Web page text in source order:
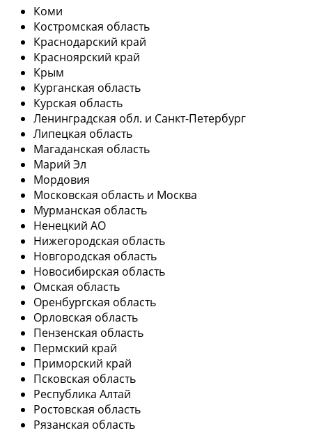
Коми
Костромская область
Краснодарский край
Красноярский край
Крым
Курганская область
Курская область
Ленинградская обл. и Санкт-Петербург
Липецкая область
Магаданская область
Марий Эл
Мордовия
Московская область и Москва
Мурманская область
Ненецкий АО
Нижегородская область
Новгородская область
Новосибирская область
Омская область
Оренбургская область
Орловская область
Пензенская область
Пермский край
Приморский край
Псковская область
Республика Алтай
Ростовская область
Рязанская область